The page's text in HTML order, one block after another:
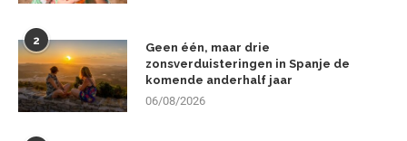
2
Geen één, maar drie
zonsverduisteringen in Spanje de
komende anderhalf jaar
06/08/2026